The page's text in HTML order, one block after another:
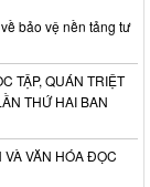
bảo vệ nền tảng tư
TẬP, QUÁN TRIỆT
THỨ HAI BAN
VĂN HÓA ĐỌC